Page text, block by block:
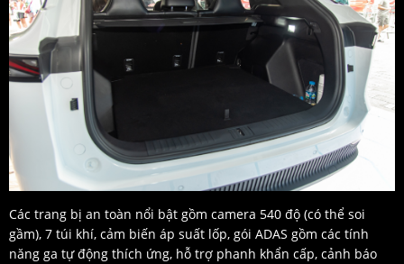
Các trang bị an toàn nổi bật gồm camera 540 độ (có thể soi
gầm), 7 túi khí, cảm biến áp suất lốp, gói ADAS gồm các tính
năng ga tự động thích ứng, hỗ trợ phanh khẩn cấp, cảnh báo